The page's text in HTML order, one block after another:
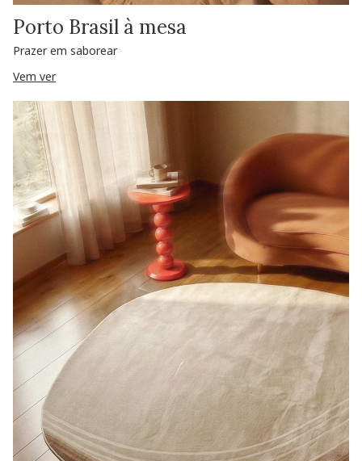
Porto Brasil à mesa
Prazer em saborear
Vem ver